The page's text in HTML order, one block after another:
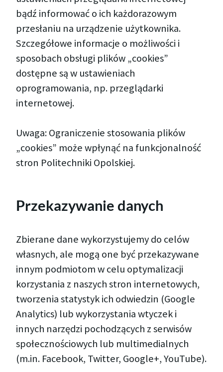
bądź informować o ich każdorazowym
przesłaniu na urządzenie użytkownika.
Szczegółowe informacje o możliwości i
sposobach obsługi plików „cookies”
dostępne są w ustawieniach
oprogramowania, np. przeglądarki
internetowej.
Uwaga: Ograniczenie stosowania plików
„cookies” może wpłynąć na funkcjonalność
stron Politechniki Opolskiej.
Przekazywanie danych
Zbierane dane wykorzystujemy do celów
własnych, ale mogą one być przekazywane
innym podmiotom w celu optymalizacji
korzystania z naszych stron internetowych,
tworzenia statystyk ich odwiedzin (Google
Analytics) lub wykorzystania wtyczek i
innych narzędzi pochodzących z serwisów
społecznościowych lub multimedialnych
(m.in. Facebook, Twitter, Google+, YouTube).